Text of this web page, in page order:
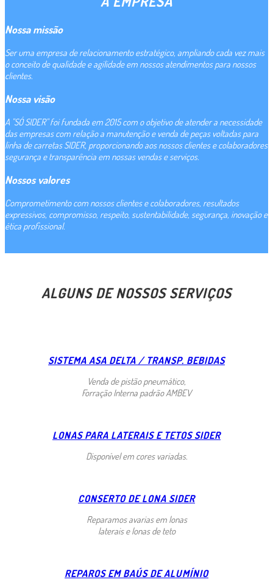
Nossa missão
Ser uma empresa de relacionamento estratégico, ampliando cada vez mais
o conceito de qualidade e agilidade em nossos atendimentos para nossos
clientes.
Nossa visão
A "SÓ SIDER" foi fundada em 2015 com o objetivo de atender a necessidade
das empresas com relação a manutenção e venda de peças voltadas para
linha de carretas SIDER, proporcionando aos nossos clientes e colaboradores
segurança e transparência em nossas vendas e serviços.
Nossos valores
Comprometimento com nossos clientes e colaboradores, resultados
expressivos, compromisso, respeito, sustentabilidade, segurança, inovação e
ética profissional.
ALGUNS DE NOSSOS SERVIÇOS
SISTEMA ASA DELTA / TRANSP. BEBIDAS
Venda de pistão pneumático,
Forração Interna padrão AMBEV
LONAS PARA LATERAIS E TETOS SIDER
Disponível em cores variadas.
CONSERTO DE LONA SIDER
Reparamos avarias em lonas
laterais e lonas de teto
REPAROS EM BAÚS DE ALUMÍNIO